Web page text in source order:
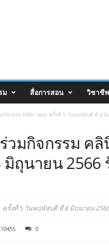
ม สื่อการสอน วิชาชี
กิจกรรม คลินิก สตผ. ครั้งที่ 5 วันพฤหัสบดี ที่ 8 มิ
มกิจกรรม คลิ
ถุนายน 2566
งที่ 5 วันพฤหัสบดี ที่ 8 มิถุนายน
10455 0